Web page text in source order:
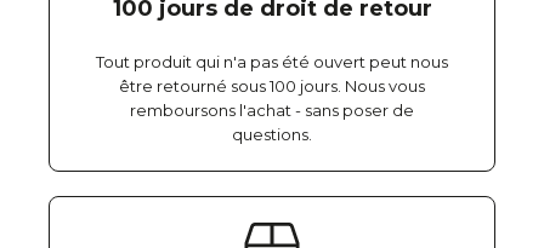
100 jours de droit de retour
Tout produit qui n'a pas été ouvert peut nous
être retourné sous 100 jours. Nous vous
remboursons l'achat - sans poser de
questions.